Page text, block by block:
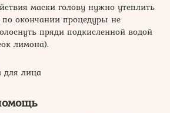
маски голову нужно утеплить
окончании процедуры не
пряди подкисленной водой
лимона).
для лица